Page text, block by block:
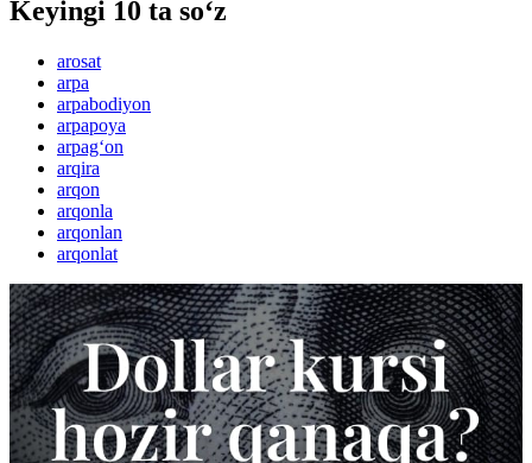
Keyingi 10 ta so‘z
arosat
arpa
arpabodiyon
arpapoya
arpag‘on
arqira
arqon
arqonla
arqonlan
arqonlat